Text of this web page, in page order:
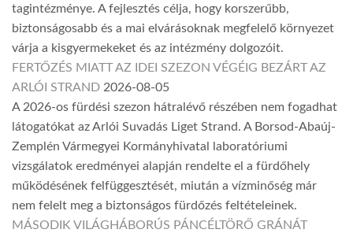
tagintézménye. A fejlesztés célja, hogy korszerűbb,
biztonságosabb és a mai elvárásoknak megfelelő környezet
várja a kisgyermekeket és az intézmény dolgozóit.
FERTŐZÉS MIATT AZ IDEI SZEZON VÉGÉIG BEZÁRT AZ
ARLÓI STRAND 2026-08-05
A 2026-os fürdési szezon hátralévő részében nem fogadhat
látogatókat az Arlói Suvadás Liget Strand. A Borsod-Abaúj-
Zemplén Vármegyei Kormányhivatal laboratóriumi
vizsgálatok eredményei alapján rendelte el a fürdőhely
működésének felfüggesztését, miután a vízminőség már
nem felelt meg a biztonságos fürdőzés feltételeinek.
MÁSODIK VILÁGHÁBORÚS PÁNCÉLTÖRŐ GRÁNÁT